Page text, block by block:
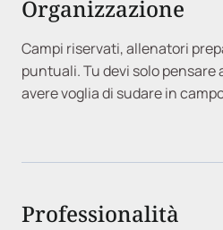
Organizzazione
Campi riservati, allenatori
puntuali. Tu devi solo pensare
avere voglia di sudare in
Professionalità